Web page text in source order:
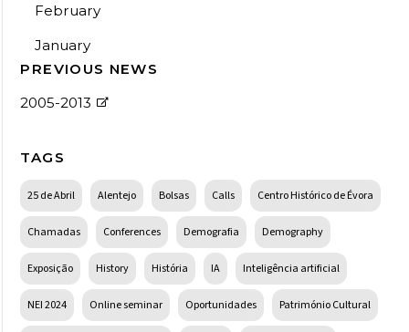
February
January
PREVIOUS NEWS
2005-2013
TAGS
25 de Abril Alentejo Bolsas Calls Centro Histórico de Évora
Chamadas Conferences Demografia Demography
Exposição History História IA Inteligência artificial
NEI 2024 Online seminar Oportunidades Património Cultural